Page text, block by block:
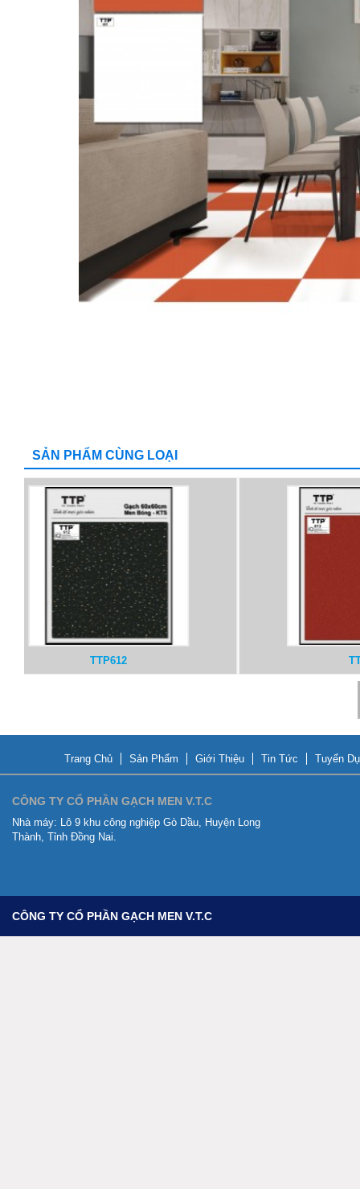
SẢN PHẨM CÙNG LOẠI
Trang Chủ Sản Phẩm Giới Thiệu Tin Tức Tuyển
CÔNG TY CỔ PHẦN GẠCH MEN V.T.C
Nhà máy: Lô 9 khu công nghiệp Gò Dầu, Huyện Long
Thành, Tỉnh Đồng Nai.
CÔNG TY CỔ PHẦN GẠCH MEN V.T.C